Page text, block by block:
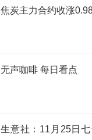
焦炭主力合约收涨
无声咖啡 每日看点
生意社：11月25日